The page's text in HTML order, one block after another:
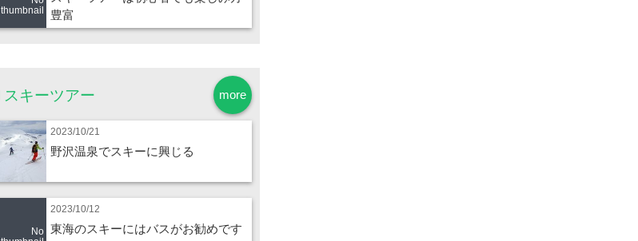
thumbnail
豊富
more
スキーツアー
2023/10/21
野沢温泉でスキーに興じる
No
2023/10/12
東海のスキーにはバスがお勧めです